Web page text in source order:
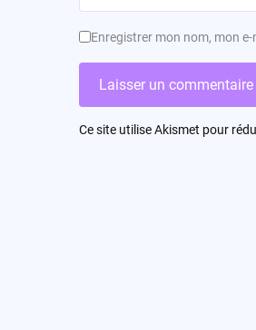
Enregistrer mon nom, mon
Ce site utilise Akismet pour